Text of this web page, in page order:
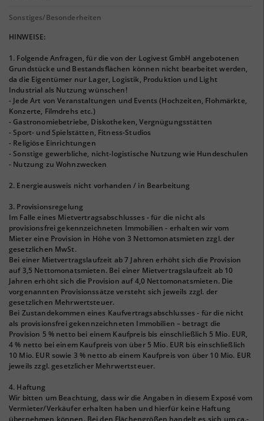
Sonstiges/Besonderheiten
HINWEISE:
1. Folgende Anfragen, für die von der Logivest GmbH angebotenen
Grundstücke und Bestandsflächen können nicht bearbeitet werden,
da die Eigentümer nur Lager, Logistik, Produktion und Light
Industrial als Nutzung wünschen!
- Jede Art von Veranstaltungen und Events (Hochzeiten, Flohmärkte,
Konzerte, Filmdrehs etc.)
- Gastronomiebetriebe, Diskotheken, Vergnügungsstätten
- Sport- und Spielstätten, Fitness-Studios
- Religiöse Einrichtungen
- Sonstige gewerbliche, nicht-logistische Nutzung wie Hundeschulen
- Nutzung zu Wohnzwecken
2. Energieausweis nicht vorhanden / in Bearbeitung
3. Provisionsregelung
Im Falle eines Mietvertragsabschlusses - für die nicht als
provisionsfrei gekennzeichneten Immobilien - erhalten wir vom
Mieter eine Provision in Höhe von 3 Nettomonatsmieten zzgl. der
gesetzlichen MwSt.
Bei einer Mietvertragslaufzeit ab 7 Jahren erhöht sich die Provision
auf 3,5 Nettomonatsmieten. Bei einer Mietvertragslaufzeit ab 10
Jahren erhöht sich die Provision auf 4,0 Nettomonatsmieten. Die
vorgenannten Provisionssätze versteht sich jeweils zzgl. der
gesetzlichen Mehrwertsteuer.
Bei Zustandekommen eines Kaufvertragsabschlusses - für die nicht
als provisionsfrei gekennzeichneten Immobilien – betragt die
Provision 5 % netto bei einem Kaufpreis bis einschließlich 5 Mio. EUR,
4 % netto bei einem Kaufpreis von über 5 Mio. EUR bis einschließlich
10 Mio. EUR sowie 3 % netto ab einem Kaufpreis von über 10 Mio. EUR
jeweils zzgl. gesetzlicher Mehrwertsteuer.
4. Haftung
Wir bitten um Beachtung, dass wir die Angaben in diesem Exposé vom
Vermieter/Verkäufer erhalten haben und hierfür keine Haftung
übernehmen können. Bei den Flächengrößen handelt es sich um ca.-